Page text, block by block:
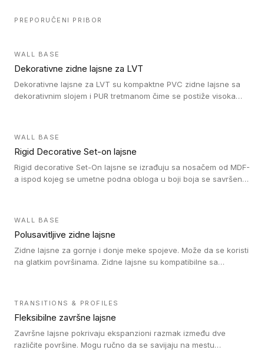
PREPORUČENI PRIBOR
WALL BASE
Dekorativne zidne lajsne za LVT
Dekorativne lajsne za LVT su kompaktne PVC zidne lajsne sa
dekorativnim slojem i PUR tretmanom čime se postiže visoka
WALL BASE
Rigid Decorative Set-on lajsne
Rigid decorative Set-On lajsne se izrađuju sa nosačem od MDF-
a ispod kojeg se umetne podna obloga u boji boja se savršeno
WALL BASE
Polusavitljive zidne lajsne
Zidne lajsne za gornje i donje meke spojeve. Može da se koristi
na glatkim površinama. Zidne lajsne su kompatibilne sa
TRANSITIONS & PROFILES
Fleksibilne završne lajsne
Završne lajsne pokrivaju ekspanzioni razmak između dve
različite površine. Mogu ručno da se savijaju na mestu